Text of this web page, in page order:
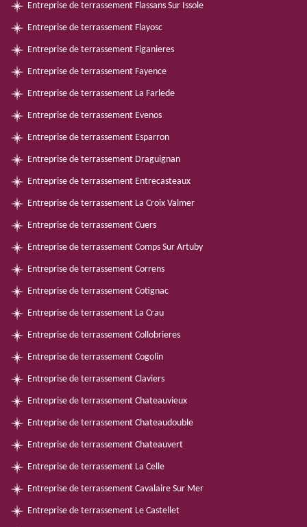
Entreprise de terrassement Flassans Sur Issole
Entreprise de terrassement Flayosc
Entreprise de terrassement Figanieres
Entreprise de terrassement Fayence
Entreprise de terrassement La Farlede
Entreprise de terrassement Evenos
Entreprise de terrassement Esparron
Entreprise de terrassement Draguignan
Entreprise de terrassement Entrecasteaux
Entreprise de terrassement La Croix Valmer
Entreprise de terrassement Cuers
Entreprise de terrassement Comps Sur Artuby
Entreprise de terrassement Correns
Entreprise de terrassement Cotignac
Entreprise de terrassement La Crau
Entreprise de terrassement Collobrieres
Entreprise de terrassement Cogolin
Entreprise de terrassement Claviers
Entreprise de terrassement Chateauvieux
Entreprise de terrassement Chateaudouble
Entreprise de terrassement Chateauvert
Entreprise de terrassement La Celle
Entreprise de terrassement Cavalaire Sur Mer
Entreprise de terrassement Le Castellet